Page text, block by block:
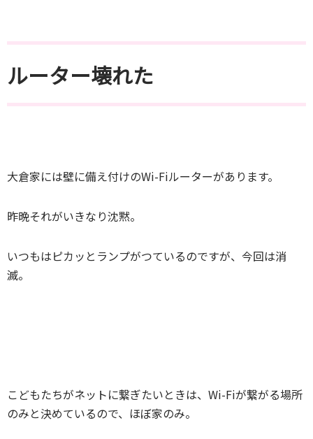
ルーター壊れた
大倉家には壁に備え付けのWi-Fiルーターがあります。
昨晩それがいきなり沈黙。
いつもはピカッとランプがつているのですが、今回は消
滅。
こどもたちがネットに繋ぎたいときは、Wi-Fiが繋がる場所
のみと決めているので、ほぼ家のみ。